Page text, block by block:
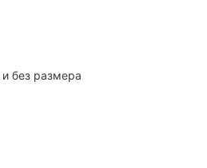
без размера